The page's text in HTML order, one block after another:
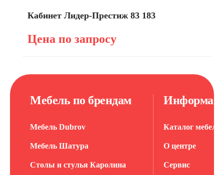
Кабинет Лидер-Престиж 83 183
Цена по запросу
Мебель по брендам
Мебель Dubrov
Мебель Шатура
Столы и стулья Каролина
Каталог мебели
О центре
Сервис